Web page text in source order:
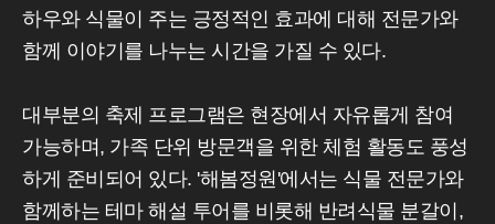
하우와 식물이 주는 긍정적인 효과에 대해 전문가와
함께 이야기를 나누는 시간을 가질 수 있다.
대부분의 축제 프로그램은 현장에서 자유롭게 참여
가능하며, 가족 단위 방문객을 위한 체험 활동도 풍성
하게 준비되어 있다. '해봄정원'에서는 식물 전문가와
함께하는 테마 해설 투어를 비롯해 반려식물 분갈이,